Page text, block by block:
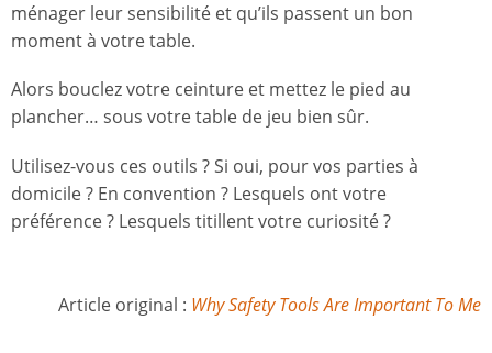
ménager leur sensibilité et qu’ils passent un bon
moment à votre table.
Alors bouclez votre ceinture et mettez le pied au
plancher… sous votre table de jeu bien sûr.
Utilisez-vous ces outils ? Si oui, pour vos parties à
domicile ? En convention ? Lesquels ont votre
préférence ? Lesquels titillent votre curiosité ?
Article original : Why Safety Tools Are Important To Me